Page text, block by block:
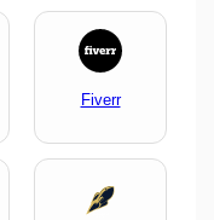
Fiverr